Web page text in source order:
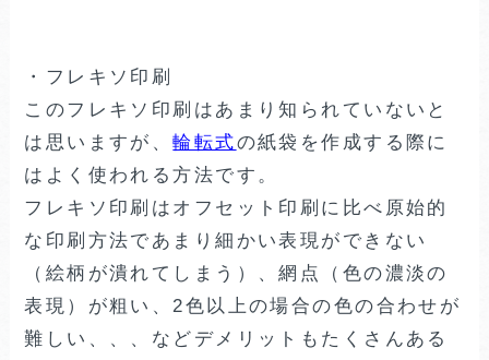
・フレキソ印刷
このフレキソ印刷はあまり知られていないと
は思いますが、輪転式の紙袋を作成する際に
はよく使われる方法です。
フレキソ印刷はオフセット印刷に比べ原始的
な印刷方法であまり細かい表現ができない
（絵柄が潰れてしまう）、網点（色の濃淡の
表現）が粗い、2色以上の場合の色の合わせが
難しい、、、などデメリットもたくさんある